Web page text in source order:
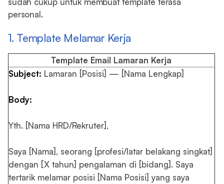
personal.
1. Template Melamar Kerja
Template Email Lamaran Kerja
Subject: Lamaran [Posisi] — [Nama Lengkap]
Body:
Yth. [Nama HRD/Rekruter],
Saya [Nama], seorang [profesi/latar belakang singkat]
dengan [X tahun] pengalaman di [bidang]. Saya
tertarik melamar posisi [Nama Posisi] yang saya